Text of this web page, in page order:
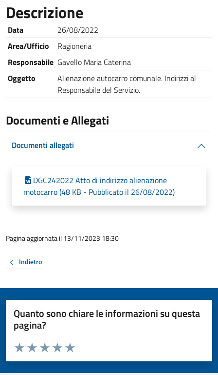
Descrizione
Numero /2022
Data
26/08/2022
Area/Ufficio
Ragioneria
Responsabile Gavello Maria Caterina
Oggetto
Alienazione autocarro comunale. Indirizzi al
Responsabile del Servizio.
Documenti e Allegati
Documenti allegati
DGC242022 Atto di indirizzo alienazione
motocarro (48 KB - Pubblicato il 26/08/2022)
Pagina aggiornata il 13/11/2023 18:30
Indietro
Quanto sono chiare le informazioni su questa
pagina?
Valuta da 1 a 5 stelle la pagina
Valuta 5 stelle su 5
Valuta 4 stelle su 5
Valuta 3 stelle su 5
Valuta 2 stelle su 5
Valuta 1 stelle su 5